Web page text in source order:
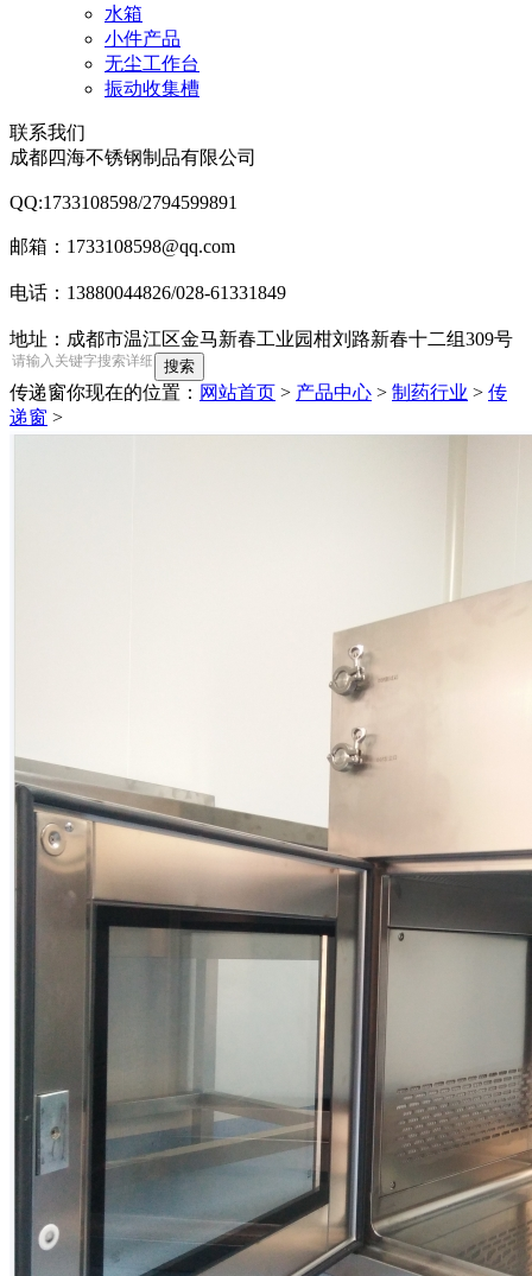
水箱
小件产品
无尘工作台
振动收集槽
联系我们
成都四海不锈钢制品有限公司
QQ:1733108598/2794599891
邮箱：1733108598@qq.com
电话：13880044826/028-61331849
地址：成都市温江区金马新春工业园柑刘路新春十二组309号
传递窗你现在的位置： 网站首页 > 产品中心 > 制药行业 > 传
递窗 >